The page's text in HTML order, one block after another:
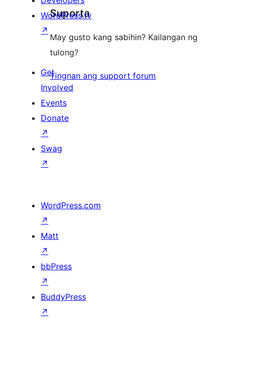
Suporta
May gusto kang sabihin? Kailangan ng
tulong?
Tingnan ang support forum
WordPress.tv
↗
Get
Involved
Events
Donate
↗
Swag
↗
WordPress.com
↗
Matt
↗
bbPress
↗
BuddyPress
↗